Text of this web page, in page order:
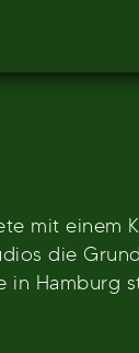
mit einem
die
in Hamburg